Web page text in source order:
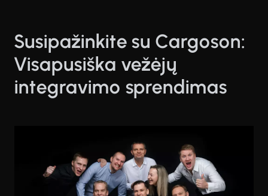
Susipažinkite su Cargoson:
Visapusiška vežėjų
integravimo sprendimas